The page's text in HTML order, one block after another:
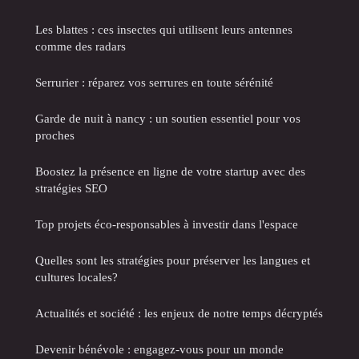
Les blattes : ces insectes qui utilisent leurs antennes
comme des radars
Serrurier : réparez vos serrures en toute sérénité
Garde de nuit à nancy : un soutien essentiel pour vos
proches
Boostez la présence en ligne de votre startup avec des
stratégies SEO
Top projets éco-responsables à investir dans l'espace
Quelles sont les stratégies pour préserver les langues et
cultures locales?
Actualités et société : les enjeux de notre temps décryptés
Devenir bénévole : engagez-vous pour un monde